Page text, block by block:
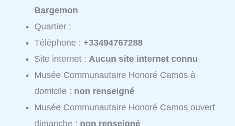
Bargemon
Quartier :
Téléphone :+33494767288
Site internet :Aucun site internet connu
Musée Communautaire Honoré Camos à
domicile : non renseigné
Musée Communautaire Honoré Camos ouvert
dimanche : non renseigné